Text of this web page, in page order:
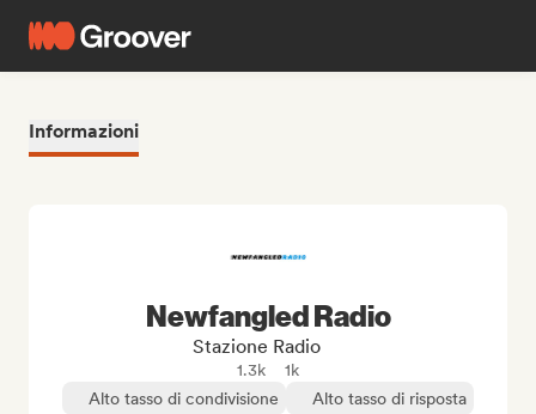
Informazioni
Newfangled Radio
Stazione Radio
1.3k
1k
Alto tasso di condivisione
Alto tasso di risposta